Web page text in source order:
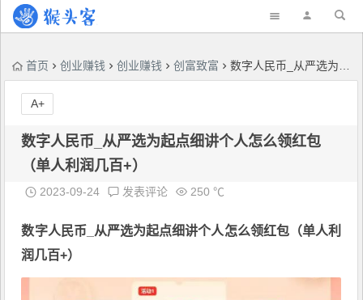
首页 创业赚钱 创业赚钱 创富致富 数字人民币_从严选为起点细讲个人怎么领红包（单人利润几百+）
数字人民币_从严选为起点细讲个人怎么领红包
（单人利润几百+）
2023-09-24 发表评论 250 ℃
数字人民币 _从严选为起点细讲个人怎么领红包（单人利
润几百+）
A+